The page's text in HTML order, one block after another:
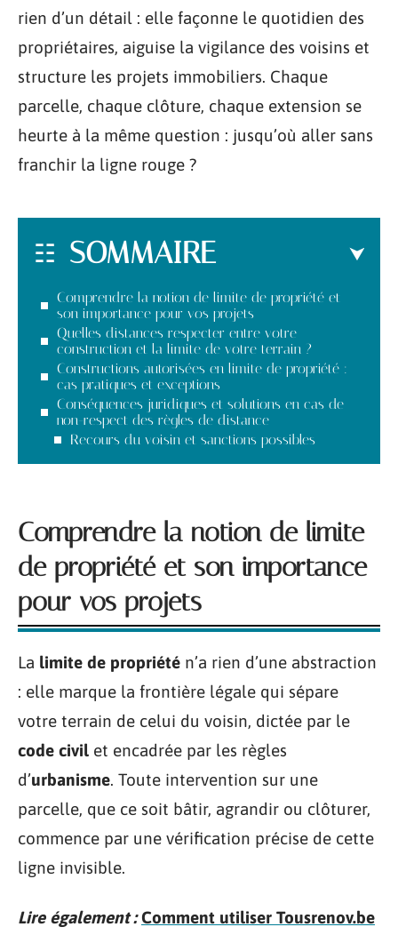
rien d’un détail : elle façonne le quotidien des
propriétaires, aiguise la vigilance des voisins et
structure les projets immobiliers. Chaque
parcelle, chaque clôture, chaque extension se
heurte à la même question : jusqu’où aller sans
franchir la ligne rouge ?
SOMMAIRE
Comprendre la notion de limite de propriété et
son importance pour vos projets
Quelles distances respecter entre votre
construction et la limite de votre terrain ?
Constructions autorisées en limite de propriété :
cas pratiques et exceptions
Conséquences juridiques et solutions en cas de
non-respect des règles de distance
Recours du voisin et sanctions possibles
Comprendre la notion de limite
de propriété et son importance
pour vos projets
La limite de propriété n’a rien d’une abstraction
: elle marque la frontière légale qui sépare
votre terrain de celui du voisin, dictée par le
code civil et encadrée par les règles
d’urbanisme. Toute intervention sur une
parcelle, que ce soit bâtir, agrandir ou clôturer,
commence par une vérification précise de cette
ligne invisible.
Lire également : Comment utiliser Tousrenov.be